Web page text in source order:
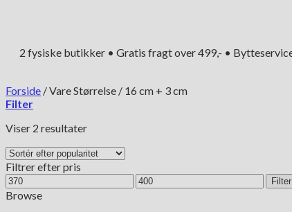
2 fysiske butikker • Gratis fragt over 499,- •
Forside /Vare Størrelse / 16 cm + 3 cm
Filter
Viser 2 resultaterSorteret
popularitet
Filtrer efter pris
Mindste
pris
Højeste
pris
Filter
Browse